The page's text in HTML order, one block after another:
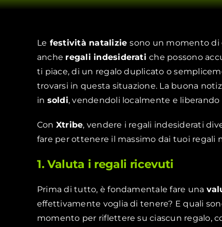
Le festività nataliziesono un momento di
anche regali indesideratiche possono
ti piace, di un regalo duplicato o
trovarsi in questa situazione. La buona
in soldi, vendendoli localmente e liberando
Con Xtribe, vendere i regali indesiderati
fare per ottenere il massimo dai tuoi regali
1. Valuta i regali ricevuti
Prima di tutto, è fondamentale fare una
effettivamente voglia di tenere? E quali
momento per riflettere su ciascun regalo,